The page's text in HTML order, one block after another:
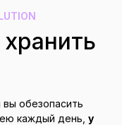
обезопасить
каждый день, у